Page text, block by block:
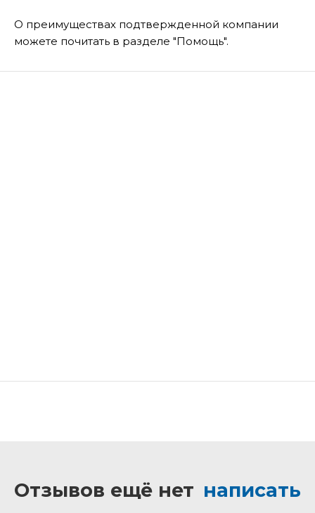
О преимуществах подтвержденной компании
можете почитать в разделе "Помощь".
Отзывов ещё нет написать